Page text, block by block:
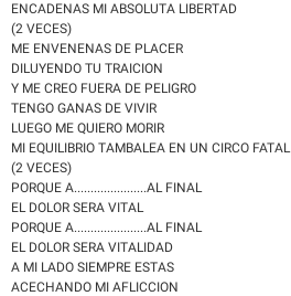
ENCADENAS MI ABSOLUTA LIBERTAD
(2 VECES)
ME ENVENENAS DE PLACER
DILUYENDO TU TRAICION
Y ME CREO FUERA DE PELIGRO
TENGO GANAS DE VIVIR
LUEGO ME QUIERO MORIR
MI EQUILIBRIO TAMBALEA EN UN CIRCO FATAL
(2 VECES)
PORQUE A......................AL FINAL
EL DOLOR SERA VITAL
PORQUE A......................AL FINAL
EL DOLOR SERA VITALIDAD
A MI LADO SIEMPRE ESTAS
ACECHANDO MI AFLICCION